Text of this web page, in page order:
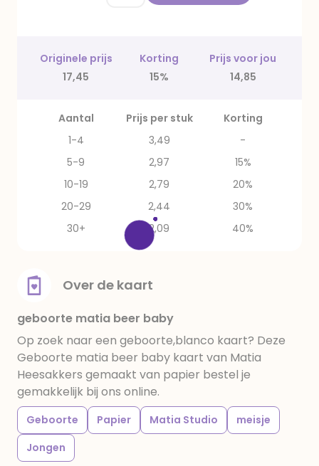
Originele prijs Korting
Prijs voor jou
17,45
15% 14,85
Aantal Prijs per stuk
Korting
1-4
3,49
-
5-9
2,97
15%
10-19
2,79
20%
20-29
2,44
30%
30+
2,09 40%
Over de kaart
geboorte matia beer baby
Op zoek naar een geboorte,blanco kaart? Deze
Geboorte matia beer baby kaart van Matia
Heesakkers gemaakt van papier bestel je
gemakkelijk bij ons online.
Geboorte Papier Matia Studio
meisje
Jongen